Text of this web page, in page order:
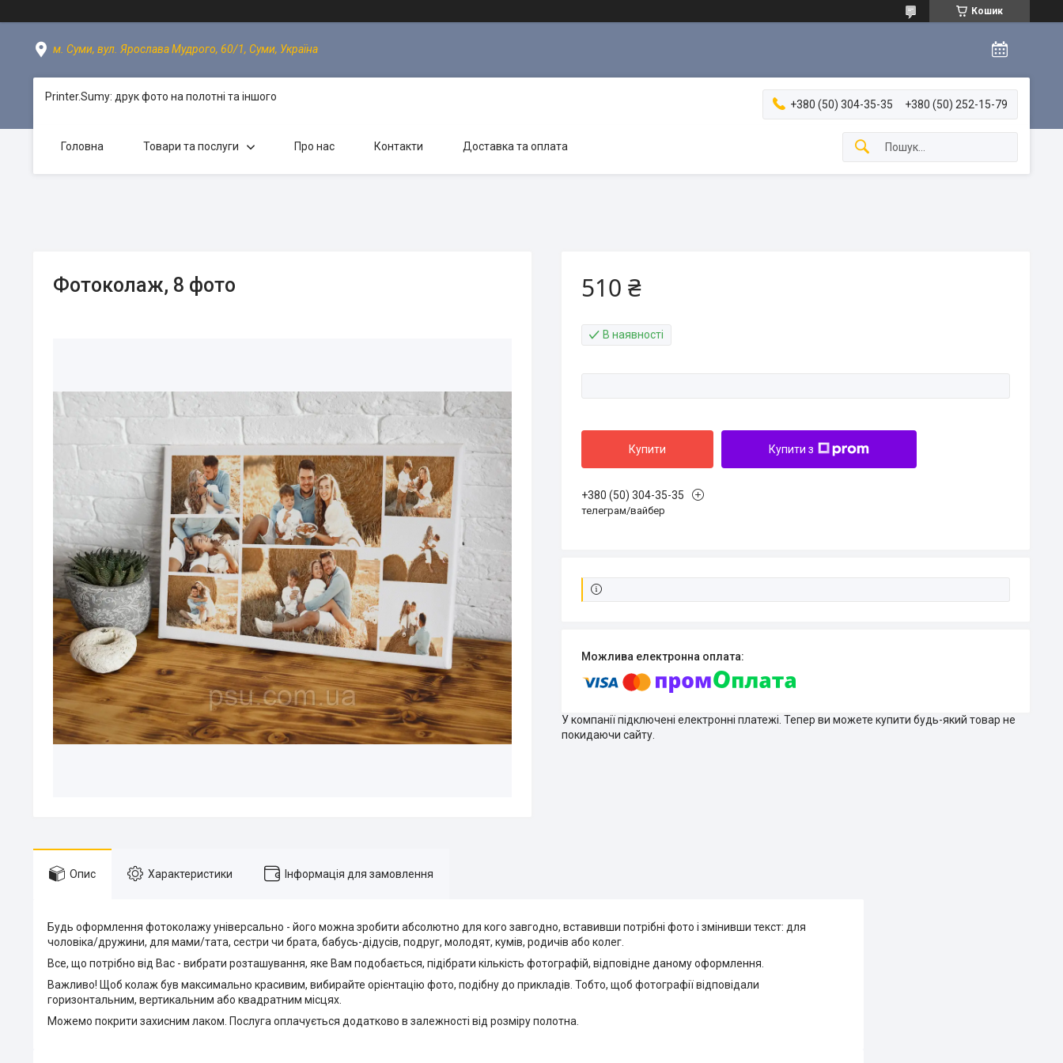
Кошик
м. Суми, вул. Ярослава Мудрого, 60/1, Суми, Україна
Printer.Sumy: друк фото на полотні та іншого
+380 (50) 304-35-35 +380 (50) 252-15-79
Головна Товари та послуги Про нас Контакти Доставка та оплата
Фотоколаж, 8 фото 510 ₴
В наявності
Купити Купити з
+380 (50) 304-35-35
телеграм/вайбер
У компанії підключені електронні платежі. Тепер ви можете купити будь-який товар не
покидаючи сайту.
Опис Характеристики Інформація для замовлення
Будь оформлення фотоколажу універсально - його можна зробити абсолютно для кого завгодно, вставивши потрібні фото і змінивши текст: для
чоловіка/дружини, для мами/тата, сестри чи брата, бабусь-дідусів, подруг, молодят, кумів, родичів або колег.
Все, що потрібно від Вас - вибрати розташування, яке Вам подобається, підібрати кількість фотографій, відповідне даному оформлення.
Важливо! Щоб колаж був максимально красивим, вибирайте орієнтацію фото, подібну до прикладів. Тобто, щоб фотографії відповідали
горизонтальним, вертикальним або квадратним місцях.
Можемо покрити захисним лаком. Послуга оплачується додатково в залежності від розміру полотна.